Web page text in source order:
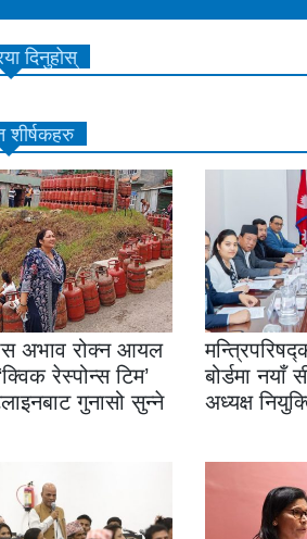
दिनुहोस्
शीर्षकहरु
अभाव रोक्न आयल
रेस्पोन्स टिम’
गुनासो सुन्ने
बोर्डमा
अध्यक्ष